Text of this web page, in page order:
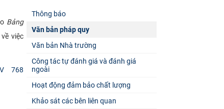
Bảng
việc
768
Thông báo
Văn bản pháp quy
Văn bản Nhà trường
Công tác tự đánh giá và đánh giá
ngoài
Hoạt động đảm bảo chất lượng
Khảo sát các bên liên quan